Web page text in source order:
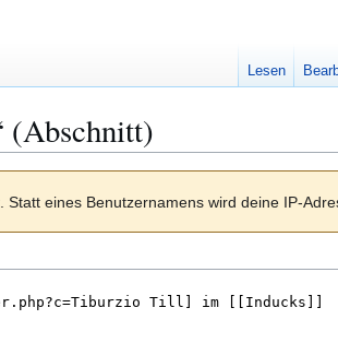
(Abschnitt)
eines Benutzernamens wird deine IP-
Lesen